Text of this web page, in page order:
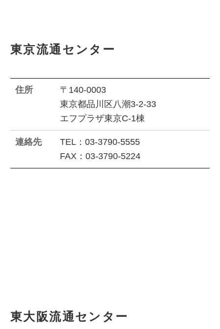
東京流通センター
住所
〒140-0003
東京都品川区八潮3-2-33
エフプラザ東京C-1棟
連絡先
TEL：03-3790-5555
FAX：03-3790-5224
東大阪流通センター